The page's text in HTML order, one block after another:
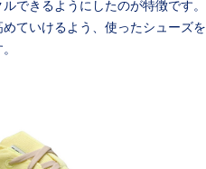
できるようにしたのが特徴です。
ていけるよう、使ったシューズを